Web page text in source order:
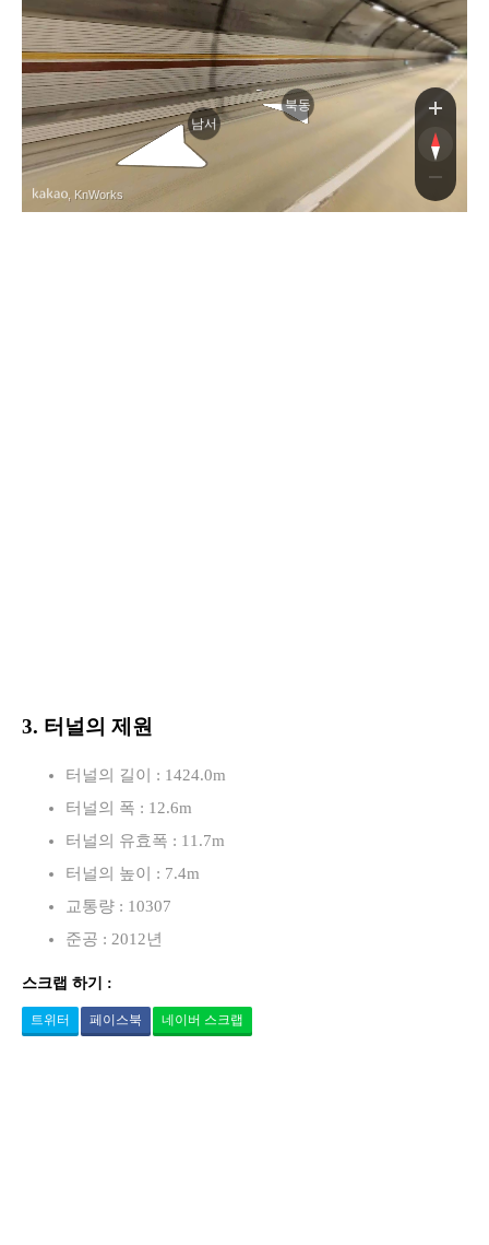
남서
북동
, KnWorks
3. 터널의 제원
터널의 길이 : 1424.0m
터널의 폭 : 12.6m
터널의 유효폭 : 11.7m
터널의 높이 : 7.4m
교통량 : 10307
준공 : 2012년
스크랩 하기 :
트위터 페이스북 네이버 스크랩